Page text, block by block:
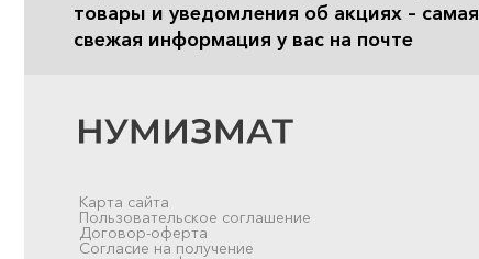
товары и уведомления об акциях – самая
свежая информация у вас на почте
Карта сайта
Пользовательское соглашение
Договор-оферта
Согласие на получение